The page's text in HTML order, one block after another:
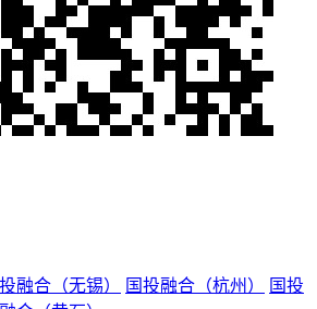
融合（无锡） 国投融合（杭州）
国投